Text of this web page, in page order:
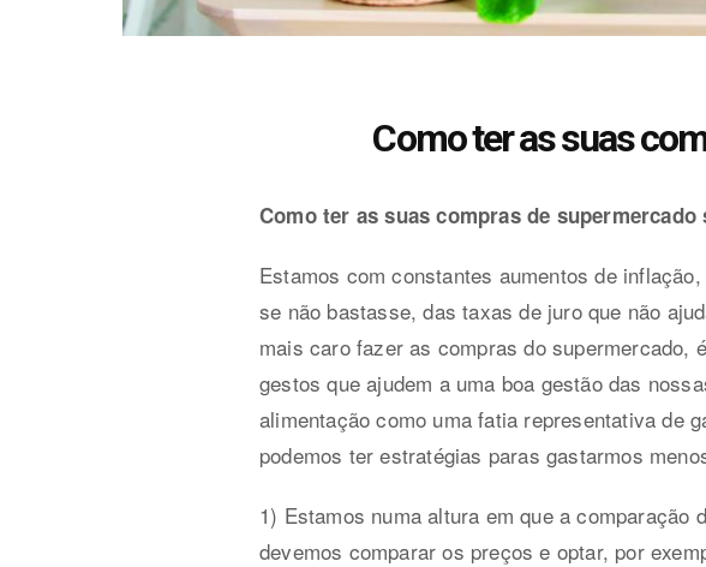
Como ter as suas
Como ter as suas compras de
Estamos com constantes aumentos de
se não bastasse, das taxas de juro que não
mais caro fazer as compras do supermercado,
gestos que ajudem a uma boa gestão das
alimentação como uma fatia representativa de
podemos ter estratégias paras gastarmos
1) Estamos numa altura em que a
devemos comparar os preços e optar, por